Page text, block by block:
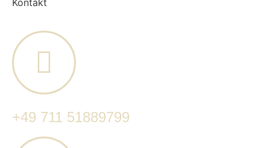
Kontakt
+49 711 51889799